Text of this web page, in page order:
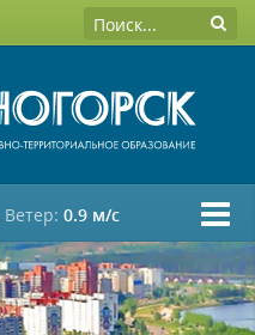
Ветер: 0.9 м/c